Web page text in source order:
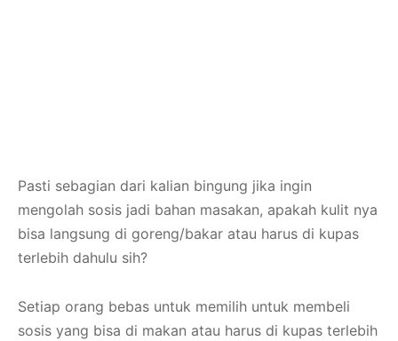
Pasti sebagian dari kalian bingung jika ingin
mengolah sosis jadi bahan masakan, apakah kulit nya
bisa langsung di goreng/bakar atau harus di kupas
terlebih dahulu sih?
Setiap orang bebas untuk memilih untuk membeli
sosis yang bisa di makan atau harus di kupas terlebih